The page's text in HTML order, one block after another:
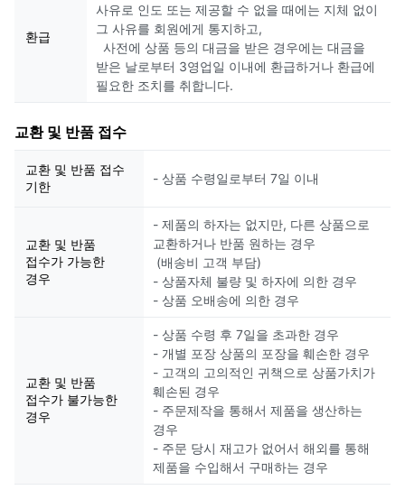
환급
사유로 인도 또는 제공할 수 없을 때에는 지체 없이
그 사유를 회원에게 통지하고,
사전에 상품 등의 대금을 받은 경우에는 대금을
받은 날로부터 3영업일 이내에 환급하거나 환급에
필요한 조치를 취합니다.
교환 및 반품 접수
교환 및 반품 접수
기한
- 상품 수령일로부터 7일 이내
교환 및 반품
접수가 가능한
경우
- 제품의 하자는 없지만, 다른 상품으로
교환하거나 반품 원하는 경우
(배송비 고객 부담)
- 상품자체 불량 및 하자에 의한 경우
- 상품 오배송에 의한 경우
교환 및 반품
접수가 불가능한
경우
- 상품 수령 후 7일을 초과한 경우
- 개별 포장 상품의 포장을 훼손한 경우
- 고객의 고의적인 귀책으로 상품가치가
훼손된 경우
- 주문제작을 통해서 제품을 생산하는
경우
- 주문 당시 재고가 없어서 해외를 통해
제품을 수입해서 구매하는 경우